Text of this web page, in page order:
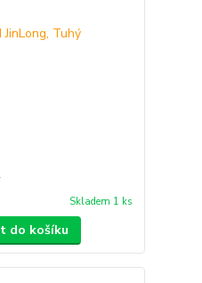
Skladem 1 ks
do košíku